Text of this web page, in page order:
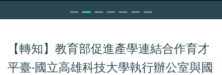
【轉知】教育部促進產學連結合作育才
平臺-國立高雄科技大學執行辦公室與國